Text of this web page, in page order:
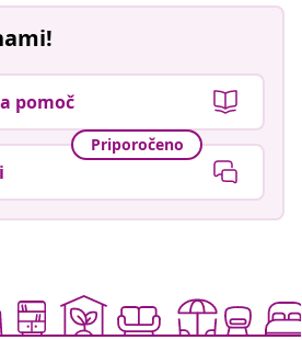
pomoč
Priporočeno